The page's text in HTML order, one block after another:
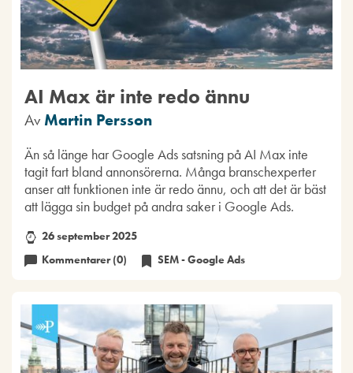
AI Max är inte redo ännu
Av Martin Persson
Än så länge har Google Ads satsning på AI Max inte
tagit fart bland annonsörerna. Många branschexperter
anser att funktionen inte är redo ännu, och att det är bäst
att lägga sin budget på andra saker i Google Ads.
26 september 2025
Kommentarer (0)
SEM - Google Ads